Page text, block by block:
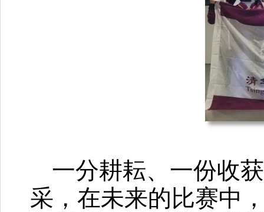
一分耕耘、一份收
采，在未来的比赛中